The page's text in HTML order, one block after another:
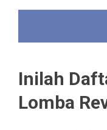
Inilah
Lomba